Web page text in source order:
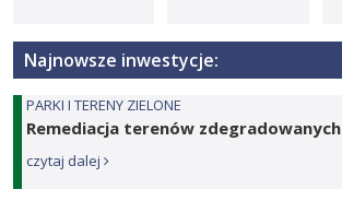
Najnowsze inwestycje:
PARKI I TERENY ZIELONE
Remediacja terenów zdegradowanych
czytaj dalej